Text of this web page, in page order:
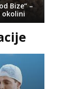
Bize“ –
okolini